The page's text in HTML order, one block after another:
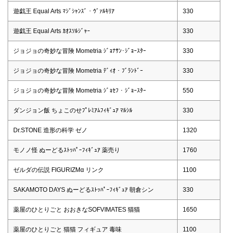
遊戯王 Equal Arts ﾏｼﾞｼｬﾝｽﾞ・ｳﾞｧﾙｷﾘｱ 330
遊戯王 Equal Arts ｶｵｽｿﾙｼﾞｬｰ 330
ジョジョの奇妙な冒険 Mometria ｼﾞｮﾅｻﾝ･ｼﾞｮｰｽﾀｰ 330
ジョジョの奇妙な冒険 Mometria ﾃﾞｨｵ・ﾌﾞﾗﾝﾄﾞｰ 330
ジョジョの奇妙な冒険 Mometria ｼﾞｮｾﾌ・ｼﾞｮｰｽﾀｰ 550
ダンジョン飯 ちょこのせﾌﾟﾚﾐｱﾑﾌｨｷﾞｭｱ ﾏﾙｼﾙ 330
Dr.STONE 造形の科学 ゼノ 1320
モノノ怪 ぬーどるｽﾄｯﾊﾟｰﾌｨｷﾞｭｱ 薬売り 1760
ゼルダの伝説 FIGURIZMα リンク 1100
SAKAMOTO DAYS ぬーどるｽﾄｯﾊﾟｰﾌｨｷﾞｭｱ 朝倉シン 330
薬屋のひとりごと おおきなSOFVIMATES 猫猫 1650
薬屋のひとりごと 猫猫 フィギュア 毒味 1100